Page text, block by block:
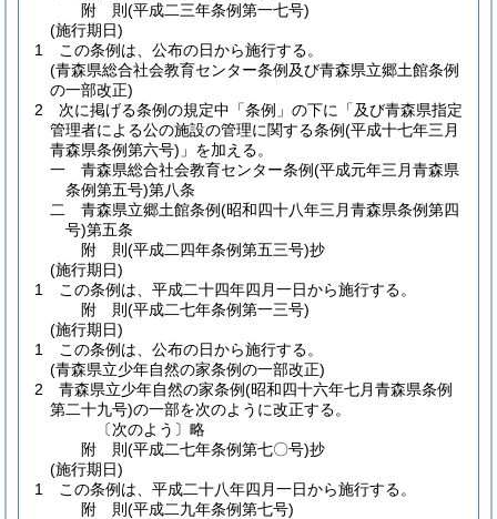
附 則(平成二三年条例第一七号)
(施行期日)
1
この条例は、公布の日から施行する。
(青森県総合社会教育センター条例及び青森県立郷土館条例
の一部改正)
2
次に掲げる条例の規定中「条例」の下に「及び青森県指定
管理者による公の施設の管理に関する条例(平成十七年三月
青森県条例第六号) 」を加える。
一
青森県総合社会教育センター条例(平成元年三月青森県
条例第五号)第八条
二
青森県立郷土館条例(昭和四十八年三月青森県条例第四
号)第五条
附 則(平成二四年条例第五三号)抄
(施行期日)
1
この条例は、平成二十四年四月一日から施行する。
附 則(平成二七年条例第一三号)
(施行期日)
1
この条例は、公布の日から施行する。
(青森県立少年自然の家条例の一部改正)
2
青森県立少年自然の家条例(昭和四十六年七月青森県条例
第二十九号)の一部を次のように改正する。
〔次のよう〕略
附 則(平成二七年条例第七〇号)抄
(施行期日)
1
この条例は、平成二十八年四月一日から施行する。
附 則(平成二九年条例第七号)